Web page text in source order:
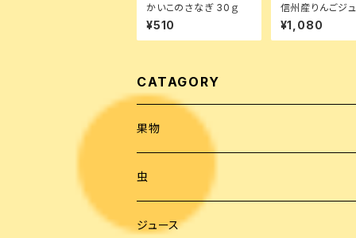
かいこのさなぎ 30ｇ
¥510
信州産りんごジ
《シナノゴールド
シナノスィート》
0％ 500ml
¥1,080
CATAGORY
果物
虫
ジュース